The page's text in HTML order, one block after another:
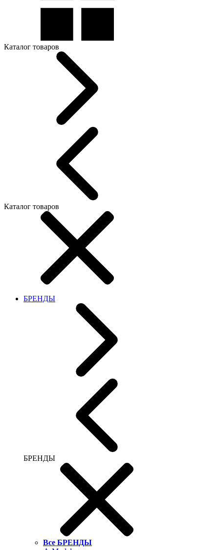
Каталог товаров
Каталог товаров
БРЕНДЫ
БРЕНДЫ
Все БРЕНДЫ